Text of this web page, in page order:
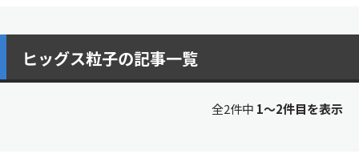
ヒッグス粒子の記事一覧
全2件中 1〜2件目を表示